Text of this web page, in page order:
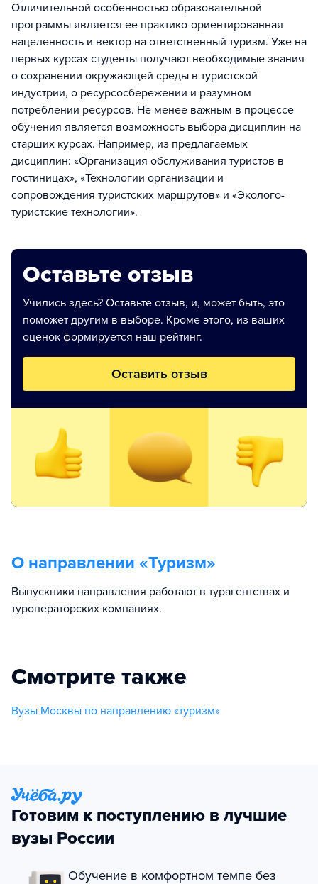
Отличительной особенностью образовательной
программы является ее практико-ориентированная
нацеленность и вектор на ответственный туризм. Уже на
первых курсах студенты получают необходимые знания
о сохранении окружающей среды в туристской
индустрии, о ресурсосбережении и разумном
потреблении ресурсов. Не менее важным в процессе
обучения является возможность выбора дисциплин на
старших курсах. Например, из предлагаемых
дисциплин: «Организация обслуживания туристов в
гостиницах», «Технологии организации и
сопровождения туристских маршрутов» и «Эколого-
туристские технологии».
Оставьте отзыв
Учились здесь? Оставьте отзыв, и, может быть, это
поможет другим в выборе. Кроме этого, из ваших
оценок формируется наш рейтинг.
Оставить отзыв
О направлении «Туризм»
Выпускники направления работают в турагентствах и
туроператорских компаниях.
Смотрите также
Вузы Москвы по направлению «туризм»
Готовим к поступлению в лучшие
вузы России
Обучение в комфортном темпе без